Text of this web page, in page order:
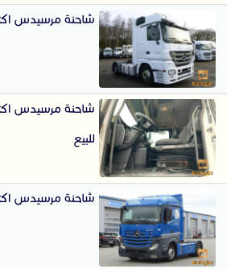
شاحنة مرسيدس
شاحنة مرسيدس
للبيع
شاحنة مرسيدس